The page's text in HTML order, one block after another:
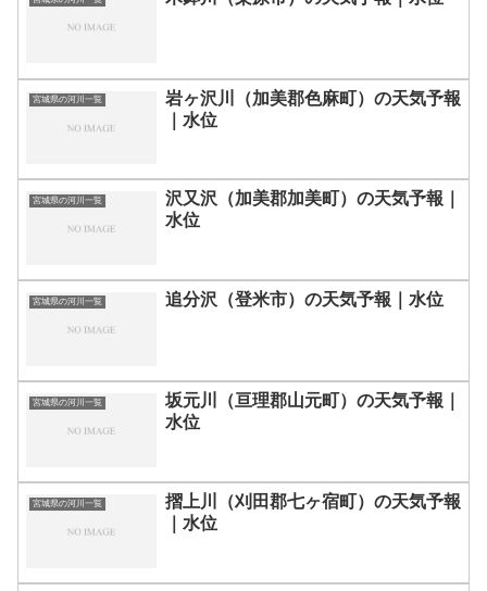
宮城県の河川一覧
岩ヶ沢川（加美郡色麻町）の天気予報
｜水位
宮城県の河川一覧
沢又沢（加美郡加美町）の天気予報｜
水位
宮城県の河川一覧 追分沢（登米市）の天気予報｜水位
宮城県の河川一覧
坂元川（亘理郡山元町）の天気予報｜
水位
宮城県の河川一覧
摺上川（刈田郡七ヶ宿町）の天気予報
｜水位